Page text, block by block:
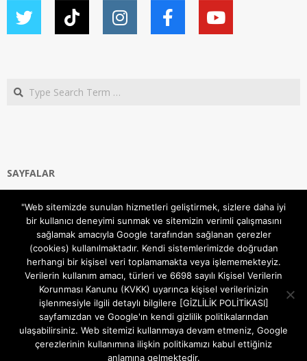
Search
SAYFALAR
Gizlilik ve Çerezler (Cookies) Politikası
Hakkımızda
İletişim Kanalları
MODEM KURULUM
TEKNİK DESTEK
TELEVİZYON SİSTEMLERİ
"Web sitemizde sunulan hizmetleri geliştirmek, sizlere daha iyi
bir kullanıcı deneyimi sunmak ve sitemizin verimli çalışmasını
sağlamak amacıyla Google tarafından sağlanan çerezler
(cookies) kullanılmaktadır. Kendi sistemlerimizde doğrudan
herhangi bir kişisel veri toplamamakta veya işlememekteyiz.
Verilerin kullanım amacı, türleri ve 6698 sayılı Kişisel Verilerin
Korunması Kanunu (KVKK) uyarınca kişisel verilerinizin
işlenmesiyle ilgili detaylı bilgilere [GİZLİLİK POLİTİKASI]
sayfamızdan ve Google'ın kendi gizlilik politikalarından
ulaşabilirsiniz. Web sitemizi kullanmaya devam etmeniz, Google
çerezlerinin kullanımına ilişkin politikamızı kabul ettiğiniz
anlamına gelmektedir.